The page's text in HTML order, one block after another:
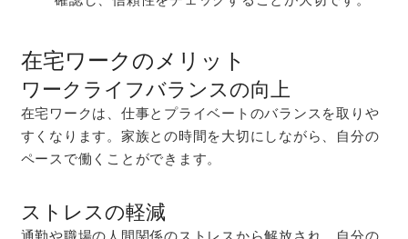
在宅ワークのメリット
ワークライフバランスの向上
在宅ワークは、仕事とプライベートのバランスを取りや
すくなります。家族との時間を大切にしながら、自分の
ペースで働くことができます。
ストレスの軽減